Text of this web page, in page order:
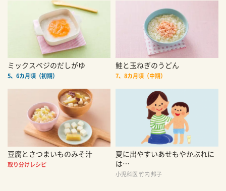
ミックスベジのだしがゆ
5、6カ月頃（初期）
鮭と玉ねぎのうどん
7、8カ月頃（中期）
豆腐とさつまいものみそ汁
取り分けレシピ
夏に出やすいあせもやかぶれに
は…
小児科医 竹内 邦子